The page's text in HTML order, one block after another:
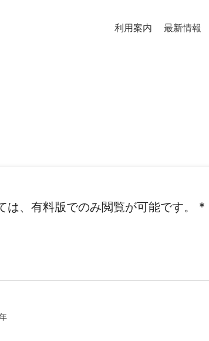
利用案内 最新情報
、有料版でのみ閲覧が可能です。 *